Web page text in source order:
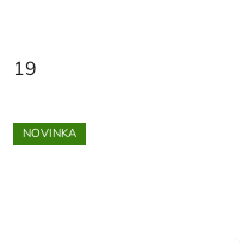
19
NOVINKA